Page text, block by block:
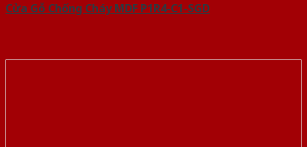
Cửa Gỗ Chống Cháy MDF P1R4-C1-SGD